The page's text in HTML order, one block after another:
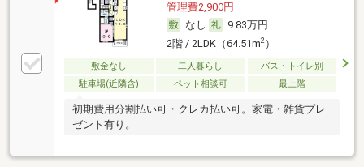
管理費2,900円
なし
9.83万円
2階 / 2LDK（64.51m2）
敷金なし 二人暮らし
バス・トイレ別
駐車場(近隣含)
ペット相談可 最上階
初期費用分割払い可・クレカ払い可。家電・雑貨プレ
ゼント有り。